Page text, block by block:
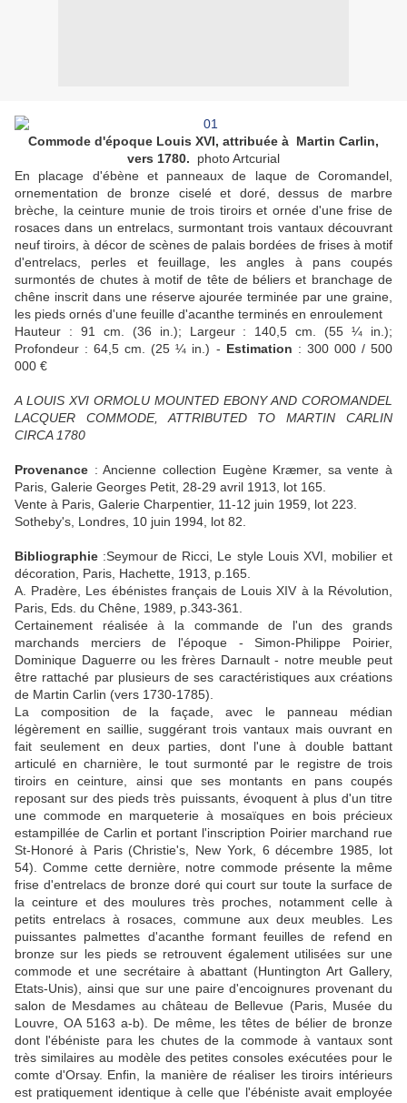
Commode d'époque Louis XVI, attribuée à Martin Carlin,
vers 1780. photo Artcurial
En placage d'ébène et panneaux de laque de Coromandel,
ornementation de bronze ciselé et doré, dessus de marbre
brèche, la ceinture munie de trois tiroirs et ornée d'une frise de
rosaces dans un entrelacs, surmontant trois vantaux découvrant
neuf tiroirs, à décor de scènes de palais bordées de frises à motif
d'entrelacs, perles et feuillage, les angles à pans coupés
surmontés de chutes à motif de tête de béliers et branchage de
chêne inscrit dans une réserve ajourée terminée par une graine,
les pieds ornés d'une feuille d'acanthe terminés en enroulement
Hauteur : 91 cm. (36 in.); Largeur : 140,5 cm. (55 ¼ in.);
Profondeur : 64,5 cm. (25 ¼ in.) - Estimation : 300 000 / 500
000 €
A LOUIS XVI ORMOLU MOUNTED EBONY AND COROMANDEL
LACQUER COMMODE, ATTRIBUTED TO MARTIN CARLIN
CIRCA 1780
Provenance : Ancienne collection Eugène Kræmer, sa vente à
Paris, Galerie Georges Petit, 28-29 avril 1913, lot 165.
Vente à Paris, Galerie Charpentier, 11-12 juin 1959, lot 223.
Sotheby's, Londres, 10 juin 1994, lot 82.
Bibliographie :Seymour de Ricci, Le style Louis XVI, mobilier et
décoration, Paris, Hachette, 1913, p.165.
A. Pradère, Les ébénistes français de Louis XIV à la Révolution,
Paris, Eds. du Chêne, 1989, p.343-361.
Certainement réalisée à la commande de l'un des grands
marchands merciers de l'époque - Simon-Philippe Poirier,
Dominique Daguerre ou les frères Darnault - notre meuble peut
être rattaché par plusieurs de ses caractéristiques aux créations
de Martin Carlin (vers 1730-1785).
La composition de la façade, avec le panneau médian
légèrement en saillie, suggérant trois vantaux mais ouvrant en
fait seulement en deux parties, dont l'une à double battant
articulé en charnière, le tout surmonté par le registre de trois
tiroirs en ceinture, ainsi que ses montants en pans coupés
reposant sur des pieds très puissants, évoquent à plus d'un titre
une commode en marqueterie à mosaïques en bois précieux
estampillée de Carlin et portant l'inscription Poirier marchand rue
St-Honoré à Paris (Christie's, New York, 6 décembre 1985, lot
54). Comme cette dernière, notre commode présente la même
frise d'entrelacs de bronze doré qui court sur toute la surface de
la ceinture et des moulures très proches, notamment celle à
petits entrelacs à rosaces, commune aux deux meubles. Les
puissantes palmettes d'acanthe formant feuilles de refend en
bronze sur les pieds se retrouvent également utilisées sur une
commode et une secrétaire à abattant (Huntington Art Gallery,
Etats-Unis), ainsi que sur une paire d'encoignures provenant du
salon de Mesdames au château de Bellevue (Paris, Musée du
Louvre, OA 5163 a-b). De même, les têtes de bélier de bronze
dont l'ébéniste para les chutes de la commode à vantaux sont
très similaires au modèle des petites consoles exécutées pour le
comte d'Orsay. Enfin, la manière de réaliser les tiroirs intérieurs
est pratiquement identique à celle que l'ébéniste avait employée